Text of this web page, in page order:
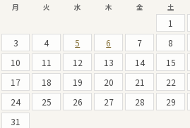
月 火 水 木 金 土
1
3
4 5 6 7 8
10
11 12 13 14 15
17
18 19 20 21 22
24
25 26 27 28 29
31